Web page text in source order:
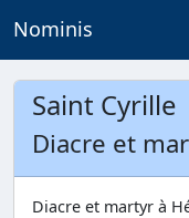
Nominis
Saint Cyrille
Diacre et
Diacre et martyr à